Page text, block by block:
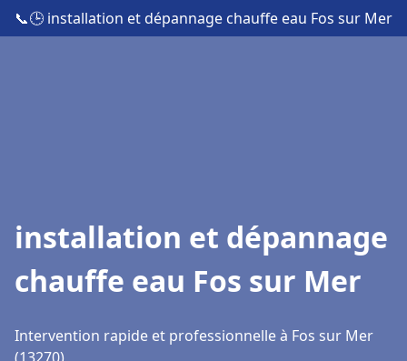
📞🕒 installation et dépannage chauffe eau Fos sur Mer
installation et dépannage
chauffe eau Fos sur Mer
Intervention rapide et professionnelle à Fos sur Mer